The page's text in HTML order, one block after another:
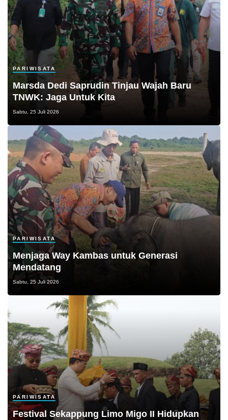
PARIWISATA
Marsda Dedi Saprudin Tinjau Wajah Baru
TNWK: Jaga Untuk Kita
Sabtu, 25 Juli 2026
PARIWISATA
Menjaga Way Kambas untuk Generasi
Mendatang
Sabtu, 25 Juli 2026
PARIWISATA
Festival Sekappung Limo Migo II Hidupkan